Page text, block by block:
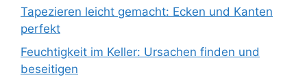
Tapezieren leicht gemacht: Ecken und Kanten
perfekt
Feuchtigkeit im Keller: Ursachen finden und
beseitigen